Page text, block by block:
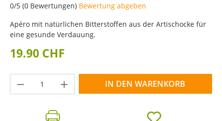
Durchschnittliche Bewertung von 0 von 5 Sternen
0/5 (0 Bewertungen) Bewertung abgeben
Apéro mit natürlichen Bitterstoffen aus der Artischocke für
eine gesunde Verdauung.
19.90 CHF
Produkt Anzahl: Gib den gewünschten
IN DEN WARENKORB